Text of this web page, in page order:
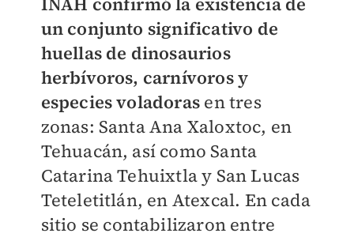
un conjunto significativo de
huellas de dinosaurios
herbívoros, carnívoros y
especies voladoras en tres
zonas: Santa Ana Xaloxtoc, en
Tehuacán, así como Santa
Catarina Tehuixtla y San Lucas
Teteletitlán, en Atexcal. En cada
sitio se contabilizaron entre